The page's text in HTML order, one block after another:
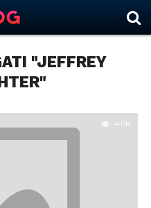
"JEFFREY
4.0K